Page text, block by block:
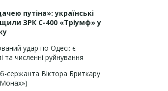
путіна»: українські
ЗРК С-400 «Тріумф» у
удар по Одесі: є
та численні руйнування
сержанта Віктора Бриткару